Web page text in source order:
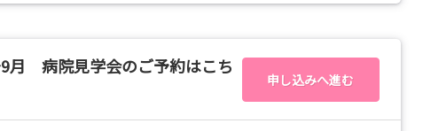
線科・手術室での受け入れが可能な日程
が可能な日程
火）、8月19日（水）、8月20日（木）、
9月 病院見学会のご予約はこち
申し込みへ進む